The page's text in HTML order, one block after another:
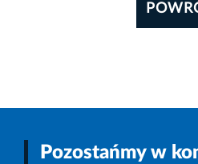
Pozostańmy w